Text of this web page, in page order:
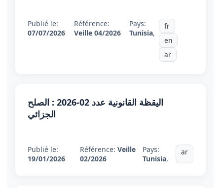
Publié le:
07/07/2026
Référence:
Veille 04/2026
Pays:
Tunisia,
fr
en
ar
اليقظة القانونية عدد 02-2026 : الصلح
الجزائي
Publié le:
19/01/2026
Référence: Veille
02/2026
Pays:
Tunisia,
ar